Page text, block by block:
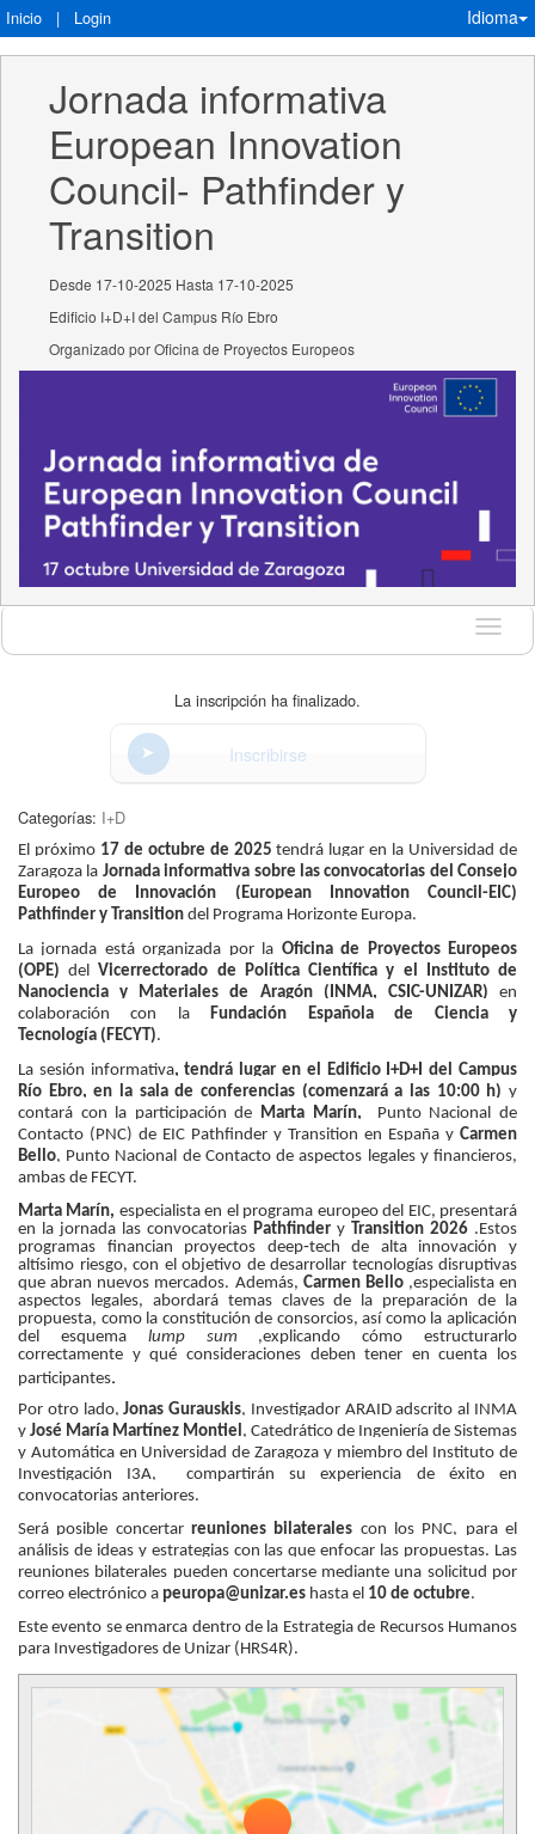
Inicio | Login Idioma
Jornada informativa
European Innovation
Council- Pathfinder y
Transition
Desde 17-10-2025 Hasta 17-10-2025
Edificio I+D+I del Campus Río Ebro
Organizado por Oficina de Proyectos Europeos
Idioma
La inscripción ha finalizado.
Inscribirse
Categorías: I+D
El próximo 17 de octubre de 2025 tendrá lugar en la Universidad de
Zaragoza la Jornada informativa sobre las convocatorias del Consejo
Europeo de Innovación (European Innovation Council-EIC)
Pathfinder y Transition del Programa Horizonte Europa.
La jornada está organizada por la Oficina de Proyectos Europeos
(OPE) delVicerrectorado de Política Científica y el Instituto de
Nanociencia y Materiales de Aragón (INMA, CSIC-UNIZAR)
en
colaboración con la
Fundación Española de Ciencia y
Tecnología (FECYT).
La sesión informativa, tendrá lugar en el Edificio I+D+I del Campus
Río Ebro, en la sala de conferencias (comenzará a las 10:00 h) y
contará con la participación de Marta Marín,
Punto Nacional de
Contacto (PNC) de EIC Pathfinder y Transition en España y Carmen
Bello, Punto Nacional de Contacto de aspectos legales y financieros,
ambas de FECYT.
Marta Marín, especialista en el programa europeo del EIC, presentará
en la jornada las convocatorias Pathfinder y Transition 2026 . Estos
programas financian proyectos deep‑tech de alta
innovación y
altísimo riesgo, con el objetivo de desarrollar tecnologías disruptivas
que abran nuevos mercados. Además, Carmen Bello,especialista en
aspectos legales, abordará temas claves de la preparación de la
propuesta, como la constitución de consorcios, así como la aplicación
del esquema lump sum ,explicando cómo estructurarlo
correctamente y qué consideraciones deben tener en cuenta los
participantes.
Por otro lado,Jonas Gurauskis, Investigador ARAID adscrito al INMA
y José María Martínez Montiel , Catedrático de Ingeniería de Sistemas
y Automática en Universidad de Zaragoza y miembro del Instituto de
Investigación I3A,
compartirán su experiencia de éxitoen
convocatorias anteriores.
Será posible concertar reuniones bilaterales con los PNC, para el
análisis de ideas y estrategias con las que enfocar las propuestas. Las
reuniones bilaterales pueden concertarse mediante una solicitud por
correo electrónico a peuropa@unizar.es hasta el 10 de octubre.
Este evento se enmarca dentro de la Estrategia de Recursos Humanos
para Investigadores de Unizar (HRS4R).